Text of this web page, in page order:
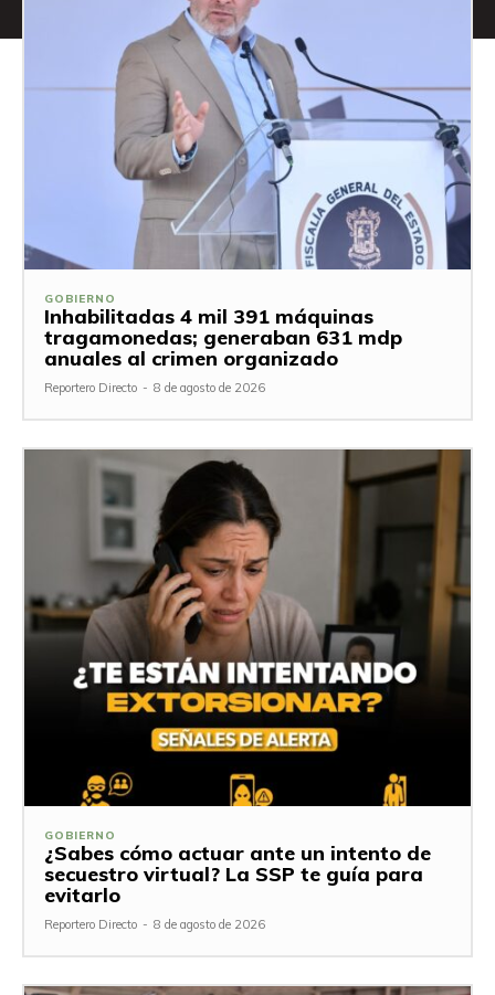
GOBIERNO
Inhabilitadas 4 mil 391 máquinas
tragamonedas; generaban 631 mdp
anuales al crimen organizado
Reportero Directo - 8 de agosto de 2026
GOBIERNO
¿Sabes cómo actuar ante un intento de
secuestro virtual? La SSP te guía para
evitarlo
Reportero Directo - 8 de agosto de 2026